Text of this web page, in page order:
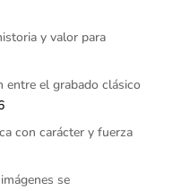
y valor para
entre el grabado clásico
con carácter y fuerza
se